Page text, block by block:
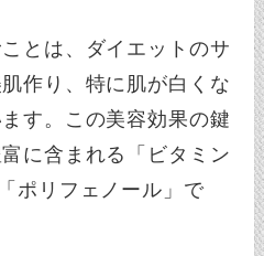
とは、ダイエットのサ
作り、特に肌が白くな
す。この美容効果の鍵
に含まれる「ビタミン
ポリフェノール」で